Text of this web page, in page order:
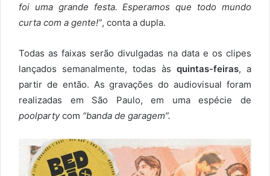
foi uma grande festa. Esperamos que todo mundo
curta com a gente!”, conta a dupla.
Todas as faixas serão divulgadas na data e os clipes
lançados semanalmente, todas às quintas-feiras, a
partir de então. As gravações do audiovisual foram
realizadas em São Paulo, em uma espécie de
poolpartycom “banda de garagem”.